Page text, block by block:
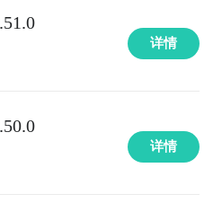
益情况。
单易用的金融理财应用，支
的金融工具应用，提供多
算、投资回报率计算和税
详情
详情